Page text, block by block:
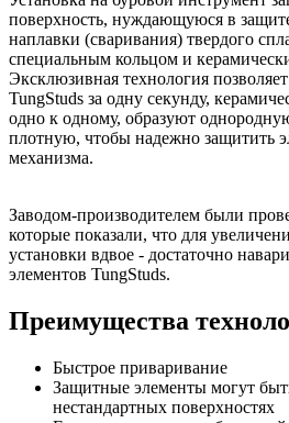
поверхность, нуждающуюся в
наплавки (сваривания) твердого
специальным кольцом и
Эксклюзивная технология
TungStuds за одну секунду,
одно к одному, образуют
плотную, чтобы надежно защитить
механизма.
Заводом-производителем были
которые показали, что для
установки вдвое - достаточно
элементов TungStuds.
Преимущества
Быстрое приваривание
Защитные элементы могут
нестандартных поверхностях